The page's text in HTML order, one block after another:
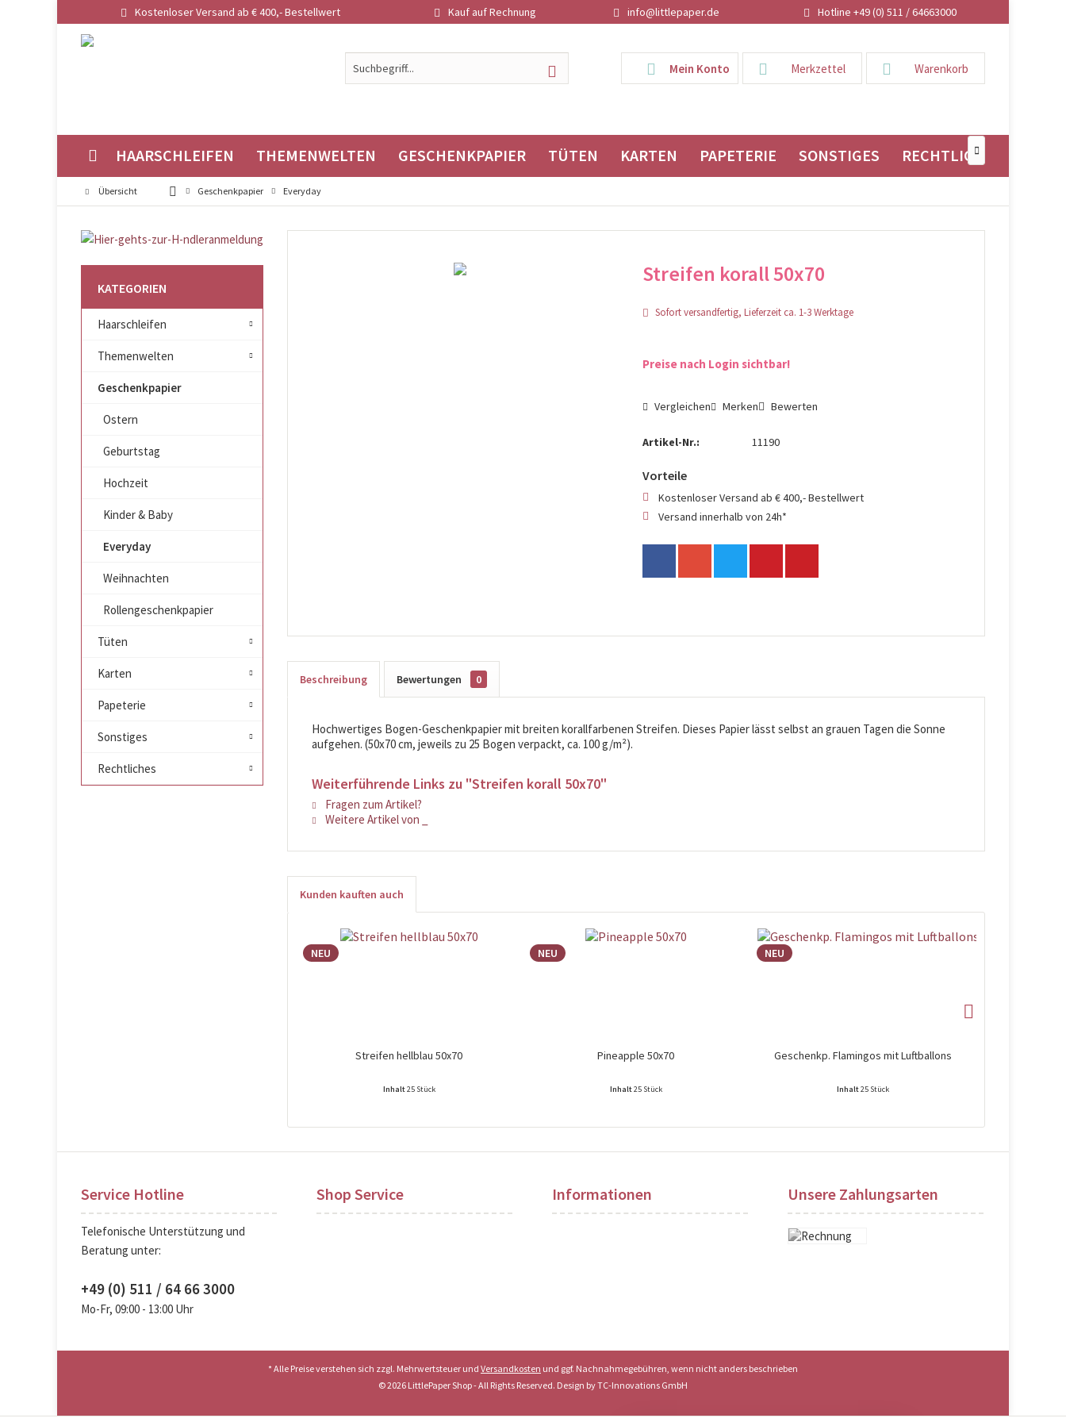
Kostenloser Versand ab € 400,- Bestellwert Kauf auf Rechnung info@littlepaper.de Hotline +49 (0) 511 / 64663000
Warenkorb
Merkzettel
Mein Konto
HAARSCHLEIFEN THEMENWELTEN GESCHENKPAPIER TÜTEN KARTEN PAPETERIE SONSTIGES RECHTLICHES

Übersicht Geschenkpapier Everyday
KATEGORIEN
Haarschleifen
Themenwelten
Geschenkpapier
Ostern
Geburtstag
Hochzeit
Kinder & Baby
Everyday
Weihnachten
Rollengeschenkpapier
Tüten
Karten
Papeterie
Sonstiges
Rechtliches
Streifen korall 50x70
Sofort versandfertig, Lieferzeit ca. 1-3 Werktage
Preise nach Login sichtbar!
Vergleichen Merken Bewerten
Artikel-Nr.: 11190
Vorteile
Kostenloser Versand ab € 400,- Bestellwert
Versand innerhalb von 24h*
Beschreibung Bewertungen 0
Hochwertiges Bogen-Geschenkpapier mit breiten korallfarbenen Streifen. Dieses Papier lässt selbst an grauen Tagen die Sonne
aufgehen. (50x70 cm, jeweils zu 25 Bogen verpackt, ca. 100 g/m²).
Weiterführende Links zu "Streifen korall 50x70"
Fragen zum Artikel?
Weitere Artikel von _
Kunden kauften auch
NEU
Streifen hellblau 50x70
Inhalt25 Stück
Preise nach Login sichtbar!
NEU
Pineapple 50x70
Inhalt25 Stück
Preise nach Login sichtbar!
NEU
Geschenkp. Flamingos mit Luftballons
Inhalt25 Stück
Preise nach Login sichtbar!
Service Hotline
Telefonische Unterstützung und
Beratung unter:
+49 (0) 511 / 64 66 3000
Mo-Fr, 09:00 - 13:00 Uhr
Shop Service Informationen Unsere Zahlungsarten
* Alle Preise verstehen sich zzgl. Mehrwertsteuer und Versandkosten und ggf. Nachnahmegebühren, wenn nicht anders beschrieben
© 2026 LittlePaper Shop - All Rights Reserved. Design byTC-Innovations GmbH